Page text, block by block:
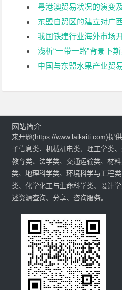
粤港澳贸易状况的演变
东盟自贸区的建立对广西
我国铁建行业海外市场
浅析“一带一路”背景下斯里兰卡
中国与东盟水果产业贸易
网站简介
来开题(https://www.laikaiti.com)提
子信息类、机械机电类、理工学类
教育类、法学类、交通运输类、材
类、地理科学类、环境科学与工程
类、化学化工与生命科学类、设计
述资源查询、分享、咨询服务。